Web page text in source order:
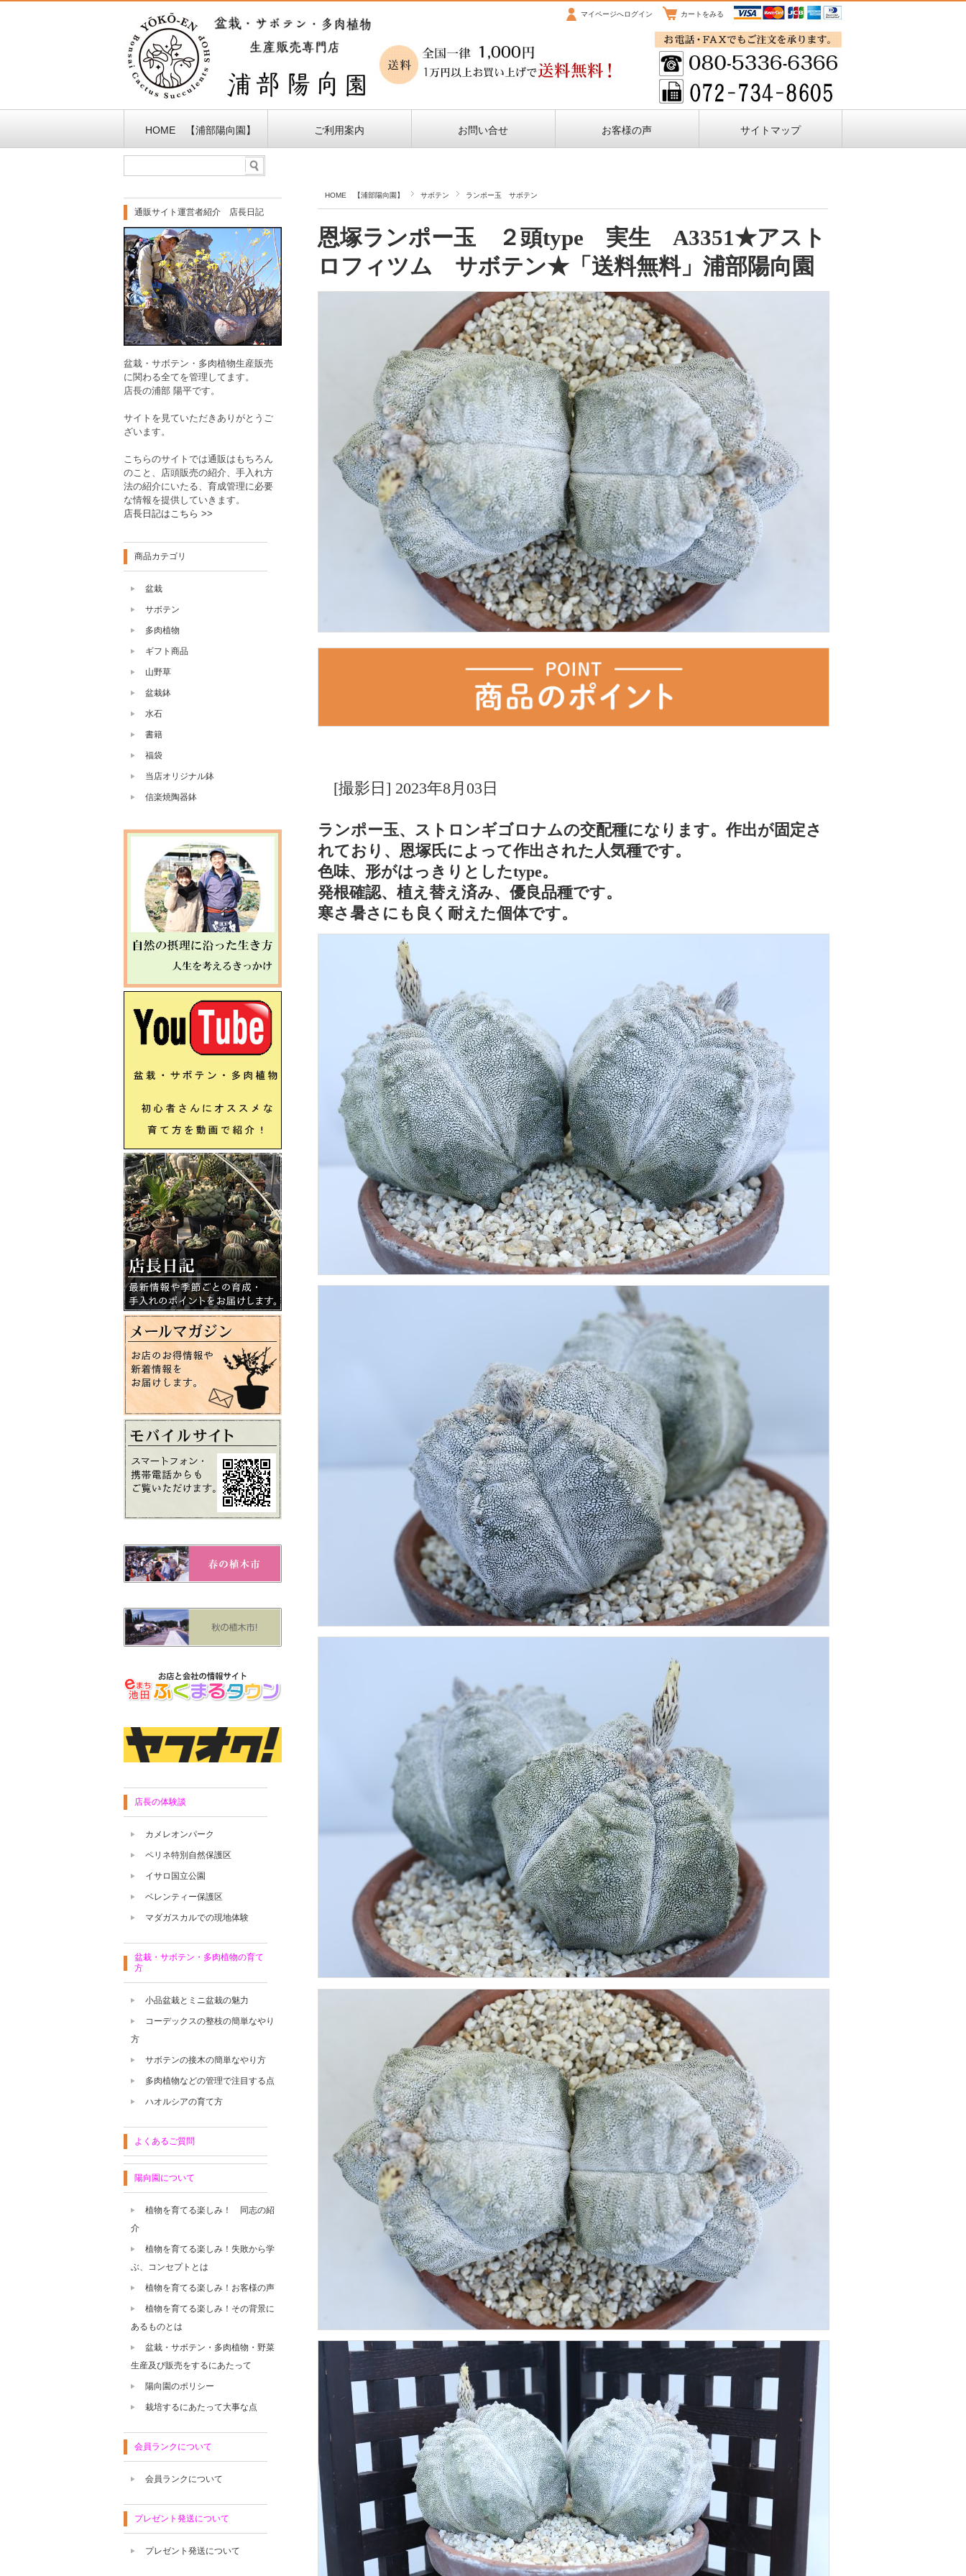
マイページへログイン カートをみる
HOME 【浦部陽向園】 ご利用案内 お問い合せ お客様の声 サイトマップ
HOME 【浦部陽向園】 サボテン ランポー玉 サボテン
恩塚ランポー玉 ２頭type 実生 A3351★アスト
ロフィツム サボテン★「送料無料」浦部陽向園
[撮影日] 2023年8月03日
ランポー玉、ストロンギゴロナムの交配種になります。作出が固定さ
れており、恩塚氏によって作出された人気種です。
色味、形がはっきりとしたtype。
発根確認、植え替え済み、優良品種です。
寒さ暑さにも良く耐えた個体です。
通販サイト運営者紹介 店長日記
盆栽・サボテン・多肉植物生産販売
に関わる全てを管理してます。
店長の浦部 陽平です。
サイトを見ていただきありがとうご
ざいます。
こちらのサイトでは通販はもちろん
のこと、店頭販売の紹介、手入れ方
法の紹介にいたる、育成管理に必要
な情報を提供していきます。
店長日記はこちら >>
商品カテゴリ
盆栽
サボテン
多肉植物
ギフト商品
山野草
盆栽鉢
水石
書籍
福袋
当店オリジナル鉢
信楽焼陶器鉢
店長の体験談
カメレオンパーク
ペリネ特別自然保護区
イサロ国立公園
ベレンティー保護区
マダガスカルでの現地体験
盆栽・サボテン・多肉植物の育て
方
小品盆栽とミニ盆栽の魅力
コーデックスの整枝の簡単なやり
方
サボテンの接木の簡単なやり方
多肉植物などの管理で注目する点
ハオルシアの育て方
よくあるご質問
陽向園について
植物を育てる楽しみ！ 同志の紹
介
植物を育てる楽しみ！失敗から学
ぶ、コンセプトとは
植物を育てる楽しみ！お客様の声
植物を育てる楽しみ！その背景に
あるものとは
盆栽・サボテン・多肉植物・野菜
生産及び販売をするにあたって
陽向園のポリシー
栽培するにあたって大事な点
会員ランクについて
会員ランクについて
プレゼント発送について
プレゼント発送について